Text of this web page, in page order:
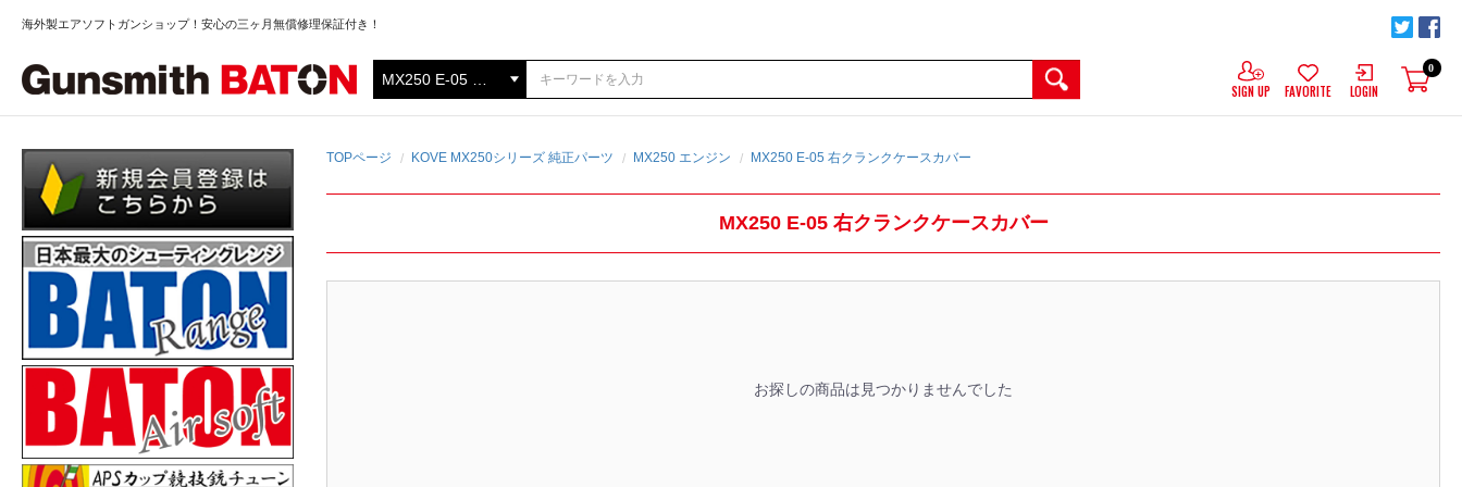
海外製エアソフトガンショップ！安心の三ヶ月無償修理保証付き！
SIGN UP FAVORITE LOGIN
0
TOPページ KOVE MX250シリーズ 純正パーツ MX250 エンジン MX250 E-05 右クランクケースカバー
MX250 E-05 右クランクケースカバー
お探しの商品は見つかりませんでした